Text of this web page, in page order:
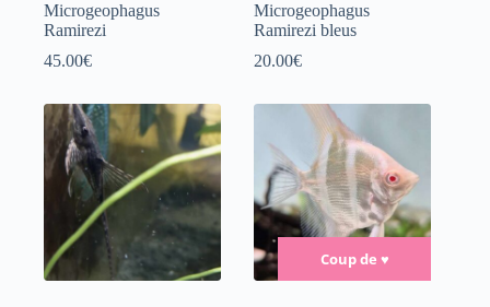
Microgeophagus
Ramirezi
45.00€
Microgeophagus
Ramirezi bleus
20.00€
Coup de ♥